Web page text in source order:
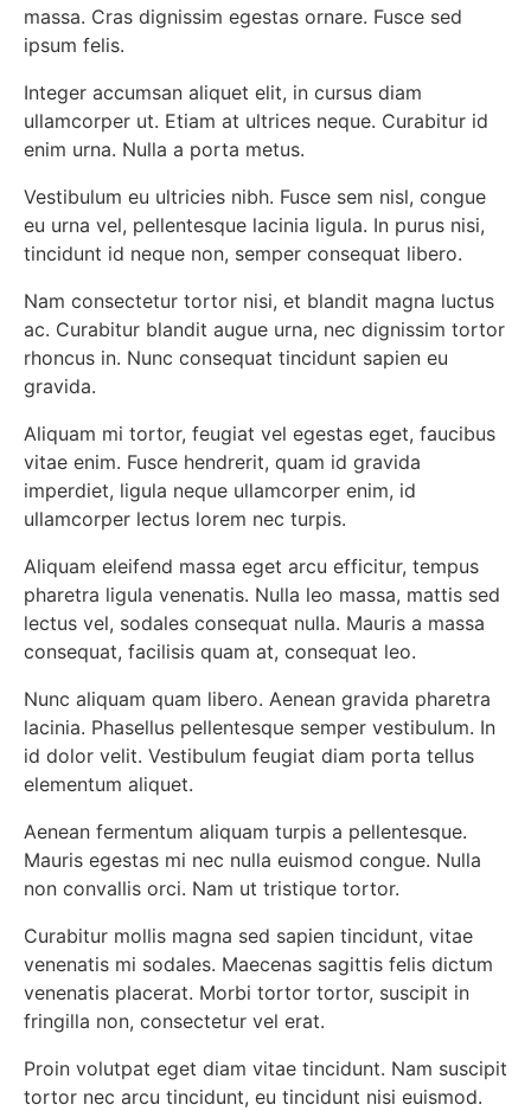
massa. Cras dignissim egestas ornare. Fusce sed
ipsum felis.
Integer accumsan aliquet elit, in cursus diam
ullamcorper ut. Etiam at ultrices neque. Curabitur id
enim urna. Nulla a porta metus.
Vestibulum eu ultricies nibh. Fusce sem nisl, congue
eu urna vel, pellentesque lacinia ligula. In purus nisi,
tincidunt id neque non, semper consequat libero.
Nam consectetur tortor nisi, et blandit magna luctus
ac. Curabitur blandit augue urna, nec dignissim tortor
rhoncus in. Nunc consequat tincidunt sapien eu
gravida.
Aliquam mi tortor, feugiat vel egestas eget, faucibus
vitae enim. Fusce hendrerit, quam id gravida
imperdiet, ligula neque ullamcorper enim, id
ullamcorper lectus lorem nec turpis.
Aliquam eleifend massa eget arcu efficitur, tempus
pharetra ligula venenatis. Nulla leo massa, mattis sed
lectus vel, sodales consequat nulla. Mauris a massa
consequat, facilisis quam at, consequat leo.
Nunc aliquam quam libero. Aenean gravida pharetra
lacinia. Phasellus pellentesque semper vestibulum. In
id dolor velit. Vestibulum feugiat diam porta tellus
elementum aliquet.
Aenean fermentum aliquam turpis a pellentesque.
Mauris egestas mi nec nulla euismod congue. Nulla
non convallis orci. Nam ut tristique tortor.
Curabitur mollis magna sed sapien tincidunt, vitae
venenatis mi sodales. Maecenas sagittis felis dictum
venenatis placerat. Morbi tortor tortor, suscipit in
fringilla non, consectetur vel erat.
Proin volutpat eget diam vitae tincidunt. Nam suscipit
tortor nec arcu tincidunt, eu tincidunt nisi euismod.